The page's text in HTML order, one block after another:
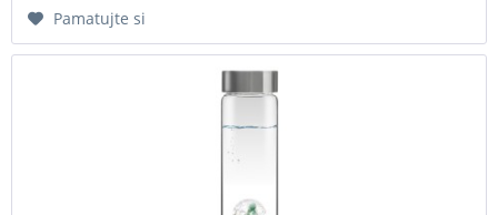
Pamatujte si